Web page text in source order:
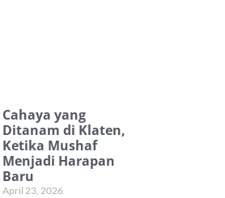
Cahaya yang
Ditanam di Klaten,
Ketika Mushaf
Menjadi Harapan
Baru
April 23, 2026